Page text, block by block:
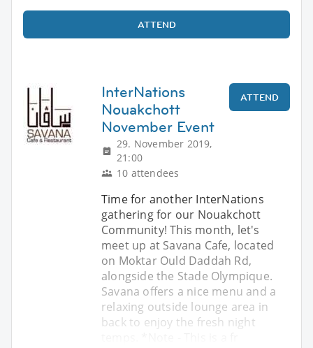
ATTEND
InterNations
Nouakchott
November Event
29. November 2019,
21:00
10 attendees
ATTEND
Time for another InterNations
gathering for our Nouakchott
Community! This month, let's
meet up at Savana Cafe, located
on Moktar Ould Daddah Rd,
alongside the Stade Olympique.
Savana offers a nice menu and a
relaxing outside lounge area in
back to enjoy the fresh night